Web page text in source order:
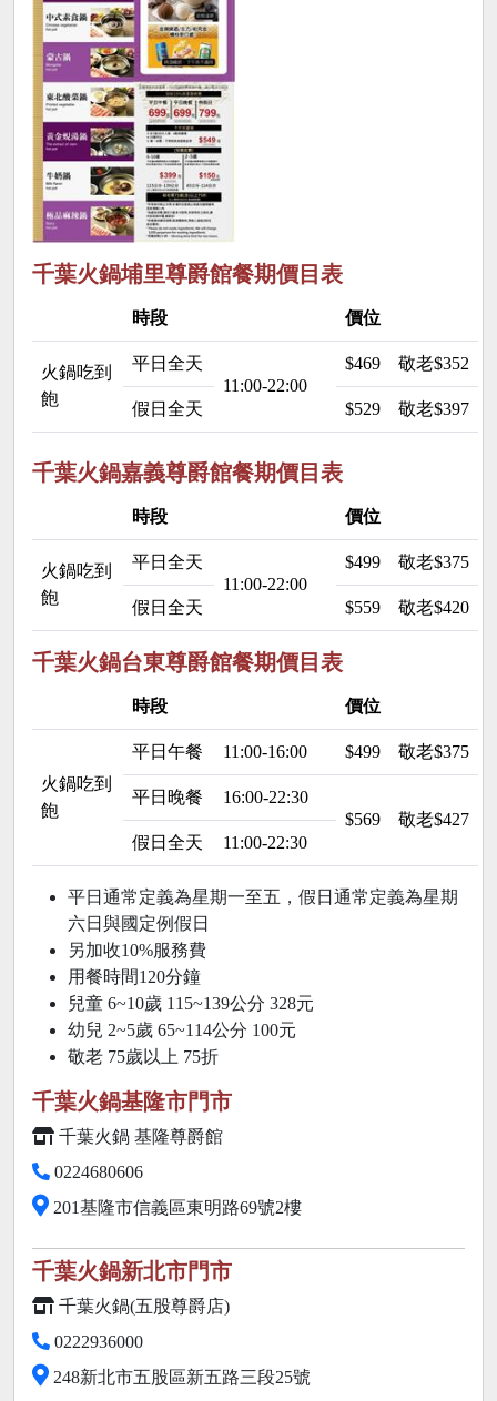
千葉火鍋埔里尊爵館餐期價目表
時段 價位
火鍋吃到
飽
平日全天
11:00-22:00
$469 敬老$352
假日全天 $529 敬老$397
千葉火鍋嘉義尊爵館餐期價目表
時段 價位
火鍋吃到
飽
平日全天
11:00-22:00
$499 敬老$375
假日全天 $559 敬老$420
千葉火鍋台東尊爵館餐期價目表
時段 價位
火鍋吃到
飽
平日午餐 11:00-16:00 $499 敬老$375
平日晚餐
16:00-22:30
$569
敬老$427
假日全天
11:00-22:30
平日通常定義為星期一至五，假日通常定義為星期
六日與國定例假日
另加收10%服務費
用餐時間120分鐘
兒童 6~10歲 115~139公分 328元
幼兒 2~5歲 65~114公分 100元
敬老 75歲以上 75折
千葉火鍋基隆市門市
千葉火鍋 基隆尊爵館
0224680606
201基隆市信義區東明路69號2樓
千葉火鍋新北市門市
千葉火鍋(五股尊爵店)
0222936000
248新北市五股區新五路三段25號